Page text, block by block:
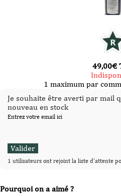
Pourquoi on a aimé ?
49,00€
1 maximum par
Je souhaite être averti par mail
nouveau en stock
Entrez votre email ici
1 utilisateurs ont rejoint la liste d'attente